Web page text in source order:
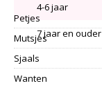
4-6 jaar
7 jaar en ouder
Petjes
Mutsjes
Sjaals
Wanten